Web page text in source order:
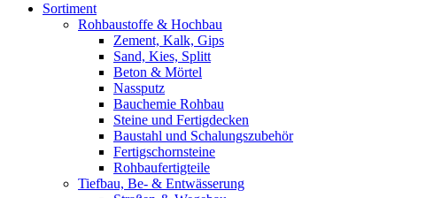
Sortiment
Rohbaustoffe & Hochbau
Zement, Kalk, Gips
Sand, Kies, Splitt
Beton & Mörtel
Nassputz
Bauchemie Rohbau
Steine und Fertigdecken
Baustahl und Schalungszubehör
Fertigschornsteine
Rohbaufertigteile
Tiefbau, Be- & Entwässerung